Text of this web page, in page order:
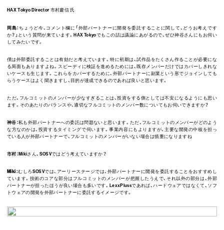
HAX Tokyo Director 市村慶信 氏
岡島： ちょうど今、コメント欄に「外部パートナーに開発を委託することに関して、どうお考えです
か？」という質問が来ています。HAX Tokyoでもこの話は議論にあがるので、ぜひ神谷さんにもお伺い
してみたいです。
僕は外部委託することは有効だと考えています。特に初期は、試作品をたくさん作ることが必要にな
る局面もありますよね。スピーディに検証を進めるためには、既存メンバーだけではカバーしきれな
いケースも生じます。これらをカバーするために、外部パートナーに副業という形でジョインしても
らうケースはよく聞きますし、目的が達成できるのであれば良いと思います。
ただ、フルコミットのメンバーが少なすぎることは、投資をする側としては不安になるようにも思い
ます。そのあたりのバランスや、適切なフルコミットのメンバー数についてもお伺いできますか？
神谷：私も外部パートナーへの委託は問題ないと思います。ただ、フルコミットのメンバーがどのよう
な方なのかは、投資するタイミングで伺います。事業内容にもよりますが、主要な開発の中核を担っ
ている人が外部パートナーで、フルコミットのメンバーがいない場合は慎重になりますね
市村： Mikiさん、SOSVではどう考えていますか？
Miki：むしろSOSVでは、アーリーステージでは、外部パートナーに開発を委託することをおすすめし
ています。技術のコアな部分はフルコミットのメンバーが把握したうえで、それ以外の部分は、外部
パートナーが担ったほうが良い場合も多いです。LexxPlussであれば、ハードウェアではなくて、ソフ
トウェアの開発を外部パートナーに委託するイメージです。